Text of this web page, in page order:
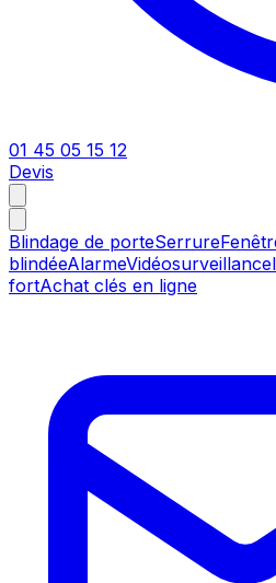
01 45 05 15 12
Devis
Blindage de porteSerrure
blindéeAlarmeVidéosurveillance
fortAchat clés en ligne